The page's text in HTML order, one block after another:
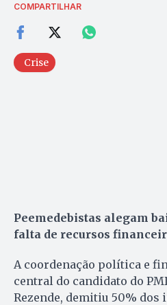
COMPARTILHAR
Crise
Peemedebistas alegam
falta de recursos
A coordenação política e
central do candidato do
Rezende, demitiu 50% dos